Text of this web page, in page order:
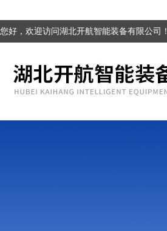
您好，欢迎访问湖北开航智能装备有限公司！